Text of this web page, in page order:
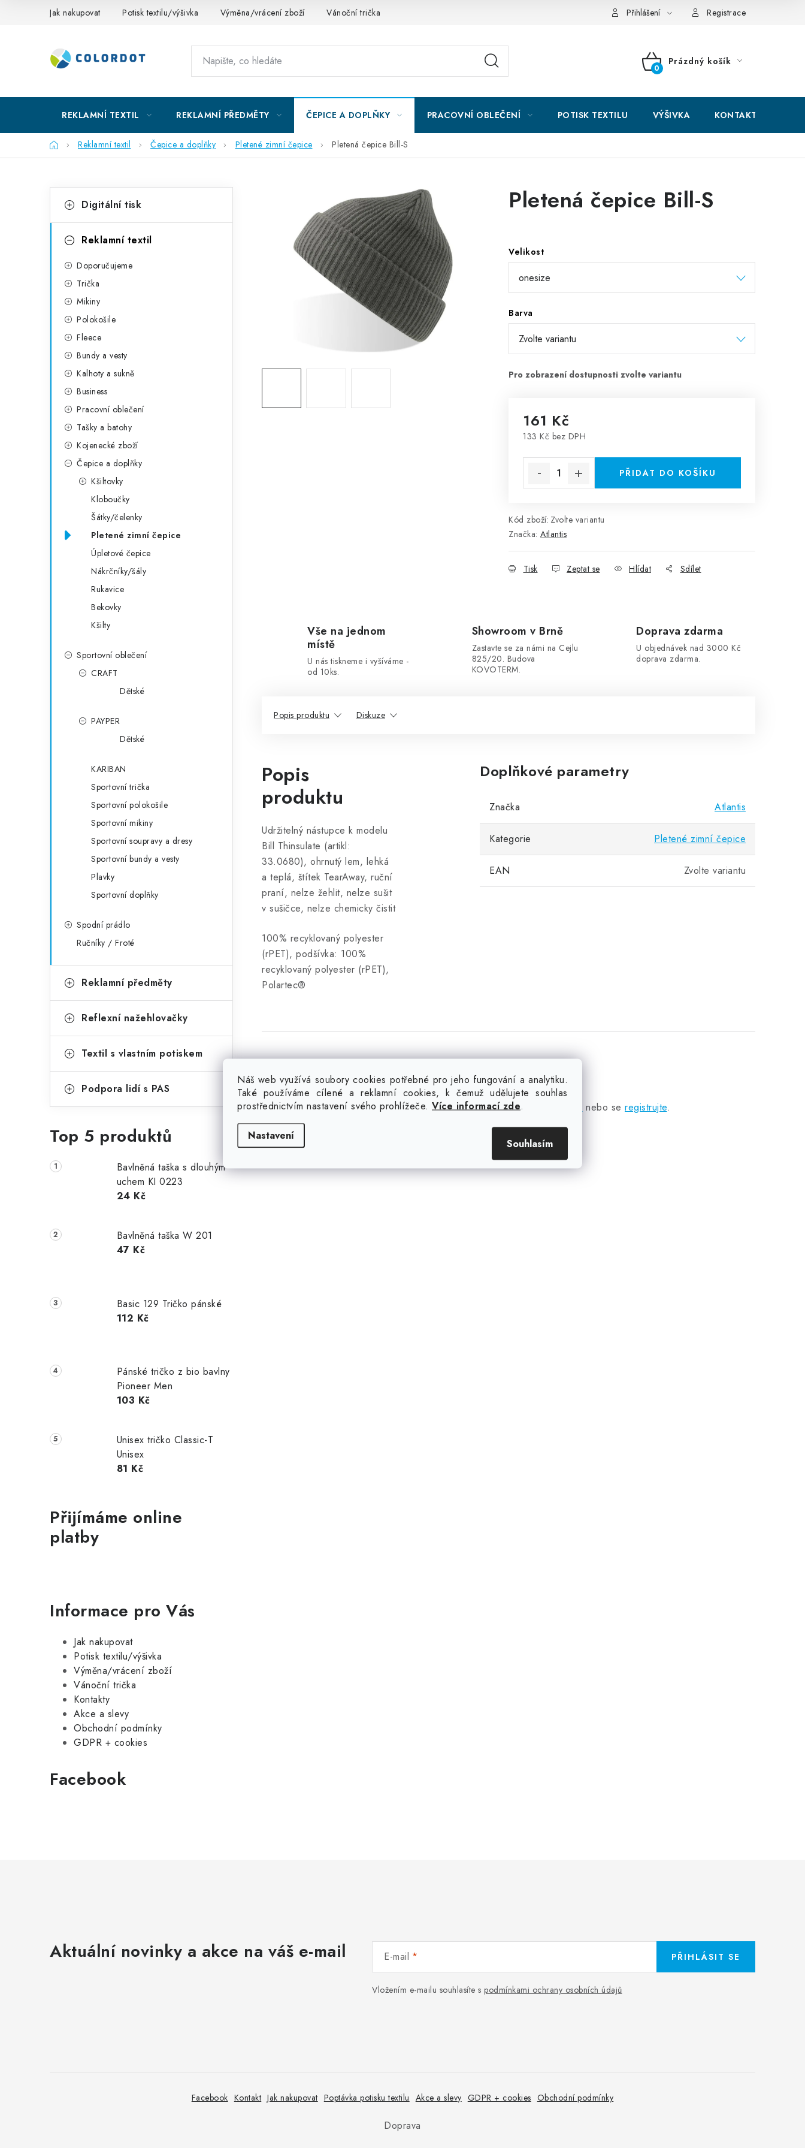
Náš web využívá soubory cookies potřebné pro jeho fungování a analytiku.
Také používáme cílené a reklamní cookies, k čemuž udělujete souhlas
prostřednictvím nastavení svého prohlížeče. Více informací zde.
Nastavení
Souhlasím
Jak nakupovat Potisk textilu/výšivka Výměna/vrácení zboží Vánoční trička GDPR + cookies
Přihlášení Registrace
NÁKUPNÍ
Prázdný košík
REKLAMNÍ TEXTIL REKLAMNÍ PŘEDMĚTY ČEPICE A DOPLŇKY PRACOVNÍ OBLEČENÍ POTISK TEXTILU VÝŠIVKA KONTAKTY
DomůReklamní textil Čepice a doplňky Pletené zimní čepice Pletená čepice Bill-S
okategorie
a
Digitální tisk
Reklamní textil
Doporučujeme
Trička
Mikiny
Polokošile
Fleece
Bundy a vesty
Kalhoty a sukně
Business
Pracovní oblečení
Tašky a batohy
Kojenecké zboží
Čepice a doplňky
Kšiltovky
Kloboučky
Šátky/čelenky
Pletené zimní čepice
Úpletové čepice
Nákrčníky/šály
Rukavice
Bekovky
Kšilty
Sportovní oblečení
CRAFT
Dětské
PAYPER
Dětské
KARIBAN
Sportovní trička
Sportovní polokošile
Sportovní mikiny
Sportovní soupravy a dresy
Sportovní bundy a vesty
Plavky
Sportovní doplňky
Spodní prádlo
Ručníky / Froté
Reklamní předměty
Reflexní nažehlovačky
Textil s vlastním potiskem
Podpora lidí s PAS
Top 5 produktů
Bavlněná taška s dlouhým
uchem KI 0223
24 Kč
Bavlněná taška W 201
47 Kč
Basic 129 Tričko pánské
112 Kč
Pánské tričko z bio bavlny
Pioneer Men
103 Kč
Unisex tričko Classic-T
Unisex
81 Kč
Přijímáme online
platby
Informace pro Vás
Jak nakupovat
Potisk textilu/výšivka
Výměna/vrácení zboží
Vánoční trička
Kontakty
Akce a slevy
Obchodní podmínky
GDPR + cookies
Facebook
Pletená čepice Bill-S
Velikost
Barva
161 Kč
133 Kč bez DPH
PŘIDAT DO KOŠÍKU
Kód zboží: Zvolte variantu
Značka: Atlantis
Tisk Zeptat se Hlídat Sdílet
Vše na jednom
místě
U nás tiskneme i vyšíváme -
od 10ks.
Showroom v Brně
Zastavte se za námi na Cejlu
825/20. Budova
KOVOTERM.
Doprava zdarma
U objednávek nad 3000 Kč
doprava zdarma.
Popis produktu Diskuze
Popis
produktu
Udržitelný nástupce k modelu
Bill Thinsulate (artikl:
33.0680), ohrnutý lem, lehká
a teplá, štítek TearAway, ruční
praní, nelze žehlit, nelze sušit
v sušičce, nelze chemicky čistit
100% recyklovaný polyester
(rPET), podšívka: 100%
recyklovaný polyester (rPET),
Polartec®
Doplňkové parametry
Značka Atlantis
Kategorie Pletené zimní čepice
EAN Zvolte variantu
Buďte první, kdo napíše příspěvek k této položce.
Pouze registrovaní uživatelé mohou vkládat příspěvky. Prosím nebo se registrujte.
Aktuální novinky a akce na váš e-mail E-mail
Vložením e-mailu souhlasíte s podmínkami ochrany osobních údajů
PŘIHLÁSIT SE
Facebook Kontakt Jak nakupovat Poptávka potisku textilu Akce a slevy GDPR + cookies Obchodní podmínky
Doprava